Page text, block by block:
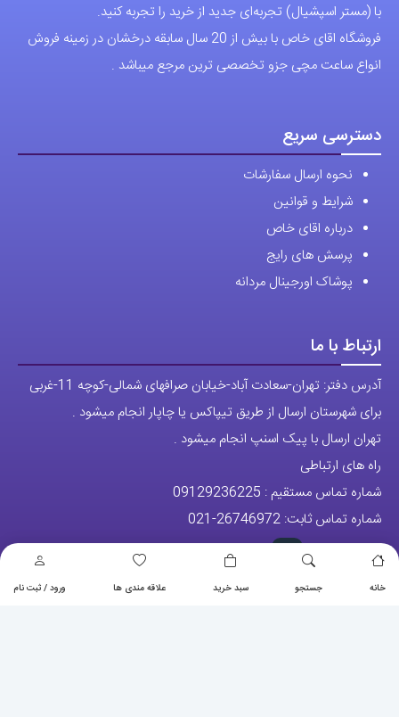
خانه جستجو سبد خرید علاقه مندی ها ورود / ثبت نام
با (مستر اسپشیال) تجربه‌ای جدید از خرید را تجربه کنید.
فروشگاه اقای خاص با بیش از 20 سال سابقه درخشان در زمینه فروش
انواع ساعت مچی جزو تخصصی ترین مرجع میباشد .
دسترسی سریع
نحوه ارسال سفارشات
شرایط و قوانین
درباره اقای خاص
پرسش های رایج
پوشاک اورجینال مردانه
ارتباط با ما
آدرس دفتر: تهران-سعادت آباد-خیابان صرافهای شمالی-کوچه 11-غربی
برای شهرستان ارسال از طریق تیپاکس یا چاپار انجام میشود .
تهران ارسال با پیک اسنپ انجام میشود .
راه های ارتباطی
شماره تماس مستقیم : 09129236225
شماره تماس ثابت: 26746972
-021
تلگرام
پیج ساعت